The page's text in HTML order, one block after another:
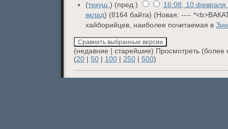
(текущ.) (пред.)
16:08, 10 февраля
вклад) (8164 байта) (Новая: ----
хайборийцев, наиболее почитаемая в
(недавние | старейшие) Просмотреть
(20 | 50 | 100 | 250 | 500)